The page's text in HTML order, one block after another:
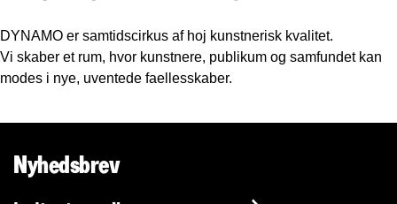
DYNAMO er samtidscirkus af hoj kunstnerisk kvalitet.
Vi skaber et rum, hvor kunstnere, publikum og samfundet kan
modes i nye, uventede faellesskaber.
Nyhedsbrev